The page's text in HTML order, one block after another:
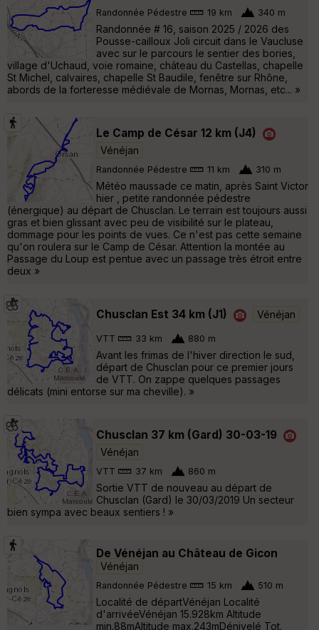
Randonnée Pédestre 19 km 340 m
Randonnée # 16, saison 2025 / 2026 des
Pousse-cailloux Joli circuit dans le Vaucluse
avec sur le parcours le sentier des bories,
village d'Uchaud, voie romaine, château du Castellas, chapelle
St Michel, calvaires, chapelle St Baudile, fenêtre sur Rhône,
abords de la forteresse médiévale de Mornas, Mornas, etc... »
Le Camp de César 12 km (J4)
Vénéjan
Randonnée Pédestre 11 km 310 m
Météo maussade ce matin, après Saint Victor
hier , petite randonnée pédestre
(énergique) au départ de Chusclan. Le terrain est toujours aussi
gras et bien glissant avec peu de visibilité sur le plateau,
dommage pour les points de vues. Ce n'est pas cette semaine
qu'on roulera sur le Camp de César. Attention la montée au
Passage du Loup est pentue avec un passage très étroit entre
deux »
Chusclan Est 34 km (J1) Vénéjan
VTT 33 km 880 m
Avant les frimas de l'hiver direction le sud,
départ de Chusclan pour ce premier jours
de VTT. On zappe quelques passages
délicats (mini entorse sur ma cheville). »
Chusclan 37 km (Gard) 30-03-19
Vénéjan
VTT 37 km 860 m
Sortie VTT de nouveau au départ de
Chusclan (Gard) le 30/03/2019 Un secteur
bien sympa avec beaux sentiers ! »
De Vénéjan au Château de Gicon
Vénéjan
Randonnée Pédestre 15 km 510 m
Localité de départVénéjan Localité
d'arrivéeVénéjan 15.928km Altitude
min.88mAltitude max.243mDénivelé Tot.